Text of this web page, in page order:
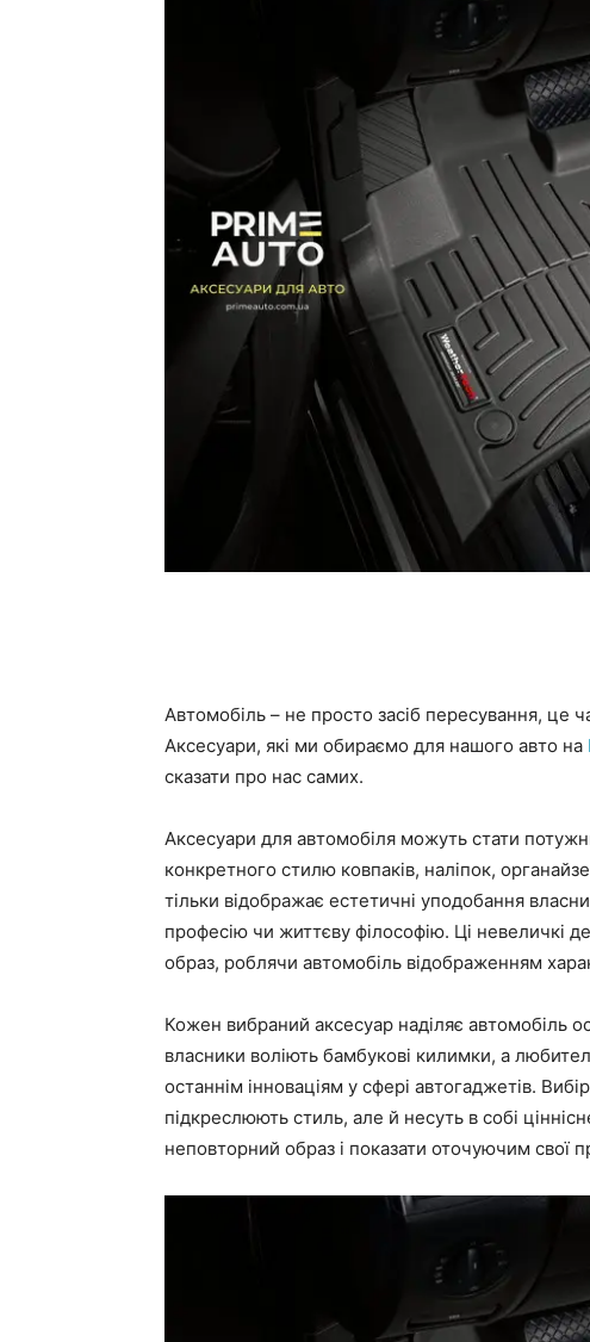
Автомобіль – не просто засіб пересування, це
Аксесуари, які ми обираємо для нашого авто на
сказати про нас самих.
Аксесуари для автомобіля можуть стати
конкретного стилю ковпаків, наліпок,
тільки відображає естетичні уподобання
професію чи життєву філософію. Ці невеличкі
образ, роблячи автомобіль відображенням
Кожен вибраний аксесуар наділяє автомобіль
власники воліють бамбукові килимки, а
останнім інноваціям у сфері автогаджетів.
підкреслюють стиль, але й несуть в собі
неповторний образ і показати оточуючим свої